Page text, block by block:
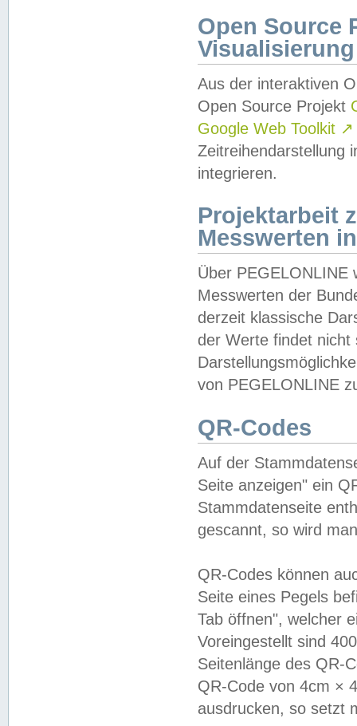
Open Source
Visualisierung
Aus der interaktiven
Open Source Projekt
Google Web Toolkit ↗
Zeitreihendarstellung
integrieren.
Projektarbeit
Messwerten
Über PEGELONLINE
Messwerten der
derzeit klassische
der Werte findet
von PEGELONLINE
QR-Codes
Auf der
Seite anzeigen" ein
Stammdatenseite
gescannt, so wird
QR-Codes können
Seite eines Pegels
Tab öffnen", welcher
Voreingestellt sind
Seitenlänge des QR-
QR-Code von 4cm ×
ausdrucken, so setzt